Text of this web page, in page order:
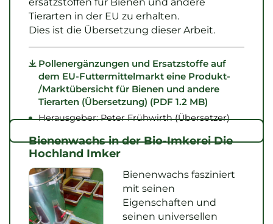
ersatzstoffen für Bienen und andere
Tierarten in der EU zu erhalten.
Dies ist die Übersetzung dieser Arbeit.
Pollenergänzungen und Ersatzstoffe auf
dem EU-Futtermittelmarkt eine Produkt-
/Marktübersicht für Bienen und andere
Tierarten (Übersetzung) (PDF 1.2 MB)
Herausgeber: Peter Frühwirth (Übersetzer)
Bienenwachs in der Bio-Imkerei Die
Hochland Imker
Bienenwachs fasziniert
mit seinen
Eigenschaften und
seinen universellen